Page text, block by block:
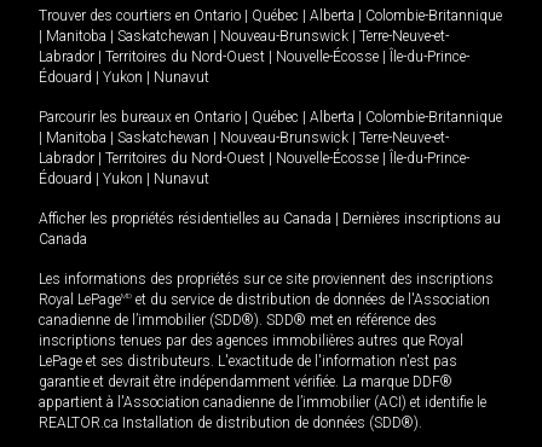
Trouver des courtiers en Ontario | Québec | Alberta | Colombie-Britannique
| Manitoba | Saskatchewan | Nouveau-Brunswick | Terre-Neuve-et-
Labrador | Territoires du Nord-Ouest | Nouvelle-Écosse | Île-du-Prince-
Édouard | Yukon | Nunavut
Parcourir les bureaux en Ontario | Québec | Alberta | Colombie-Britannique
| Manitoba | Saskatchewan | Nouveau-Brunswick | Terre-Neuve-et-
Labrador | Territoires du Nord-Ouest | Nouvelle-Écosse | Île-du-Prince-
Édouard | Yukon | Nunavut
Afficher les propriétés résidentielles au Canada | Dernières inscriptions au
Canada
Les informations des propriétés sur ce site proviennent des inscriptions
Royal LePageMD et du service de distribution de données de l'Association
canadienne de l’immobilier (SDD®). SDD® met en référence des
inscriptions tenues par des agences immobilières autres que Royal
LePage et ses distributeurs. L'exactitude de l'information n'est pas
garantie et devrait être indépendamment vérifiée. La marque DDF®
appartient à l'Association canadienne de l’immobilier (ACI) et identifie le
REALTOR.ca Installation de distribution de données (SDD®).